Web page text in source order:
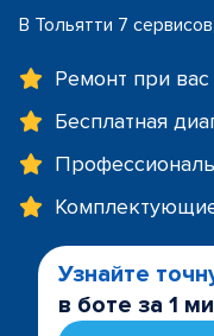
В Тольятти 7
Ремонт при
Бесплатная
Узнайте
в боте за 1